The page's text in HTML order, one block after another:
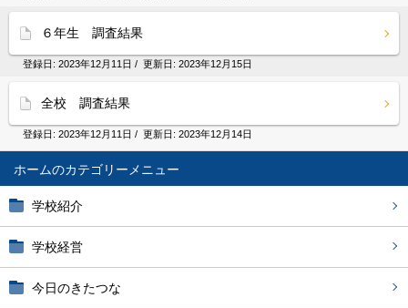
ホーム
学校紹介
学校経営
今日のきたつな
６年生 調査結果
登録日: 2023年12月11日 / 更新日: 2023年12月15日
全校 調査結果
登録日: 2023年12月11日 / 更新日: 2023年12月14日